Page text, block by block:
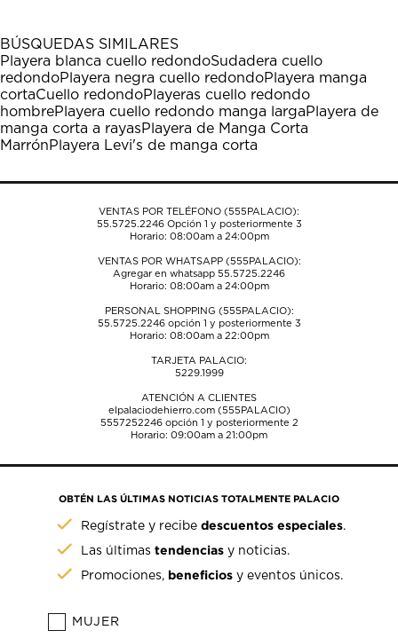
1
estrella
Esta
acción
abrirá
el
formulario
de
estrellas.
Esta
acción
abrirá
el
formulario
de
estrellas.
Esta
acción
abrirá
el
formulario
de
estrellas.
Esta
acción
abrirá
el
formulario
de
estrellas.
Esta
acción
abrirá
el
formulario
de
BÚSQUEDAS SIMILARES
Playera blanca cuello redondoSudadera cuello
redondoPlayera negra cuello redondoPlayera manga
cortaCuello redondoPlayeras cuello redondo
hombrePlayera cuello redondo manga largaPlayera de
manga corta a rayasPlayera de Manga Corta
MarrónPlayera Levi's de manga corta
VENTAS POR TELÉFONO (555PALACIO):
55.5725.2246Opción 1 y posteriormente 3
Horario: 08:00am a 24:00pm
VENTAS POR WHATSAPP (555PALACIO):
Agregar en whatsapp 55.5725.2246
Horario: 08:00am a 24:00pm
PERSONAL SHOPPING (555PALACIO):
55.5725.2246opción 1 y posteriormente 3
Horario: 08:00am a 22:00pm
TARJETA PALACIO:
5229.1999
ATENCIÓN A CLIENTES
elpalaciodehierro.com (555PALACIO)
5557252246opción 1 y posteriormente 2
Horario: 09:00am a 21:00pm
OBTÉN LAS ÚLTIMAS NOTICIAS TOTALMENTE PALACIO
Regístrate y recibedescuentos especiales.
Las últimastendencias y noticias.
Promociones, beneficios y eventos únicos.
MUJER